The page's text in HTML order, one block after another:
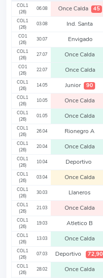
COL1
(26)
06.08 Once Calda 45
COL1
(26)
03.08 Ind. Santa
CO1
(26)
30.07 Envigado
COL1
(26)
27.07 Once Calda
CO1
(26)
22.07 Once Calda
COL1
(26)
14.05 Junior 90
COL1
(26)
10.05 Once Calda
COL1
(26)
01.05 Once Calda
COL1
(26)
26.04 Rionegro A
COL1
(26)
20.04 Once Calda
COL1
(26)
10.04 Deportivo
COL1
(26)
03.04 Once Calda
COL1
(26)
30.03 Llaneros
COL1
(26)
21.03 Once Calda
COL1
(26)
19.03 Atletico B
COL1
(26)
13.03 Once Calda
COL1
(26)
07.03 Deportivo 72,90
COL1
(26)
28.02 Once Calda